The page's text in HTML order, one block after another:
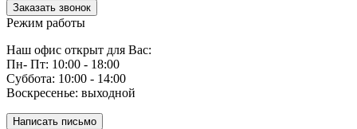
Заказать звонок
Режим работы
Наш офис открыт для Вас:
Пн- Пт: 10:00 - 18:00
Суббота: 10:00 - 14:00
Воскресенье: выходной
Написать письмо